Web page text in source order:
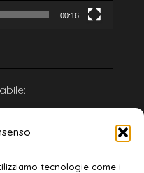
tecnologie come i
00:16